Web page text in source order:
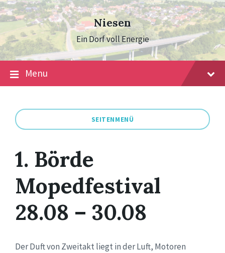
Skip
to
content
Skip
to
main
navigation
Skip
to
footer
Niesen
Ein Dorf voll Energie
Menu
SEITENMENÜ
1. Börde
Mopedfestival
28.08 – 30.08
Der Duft von Zweitakt liegt in der Luft, Motoren